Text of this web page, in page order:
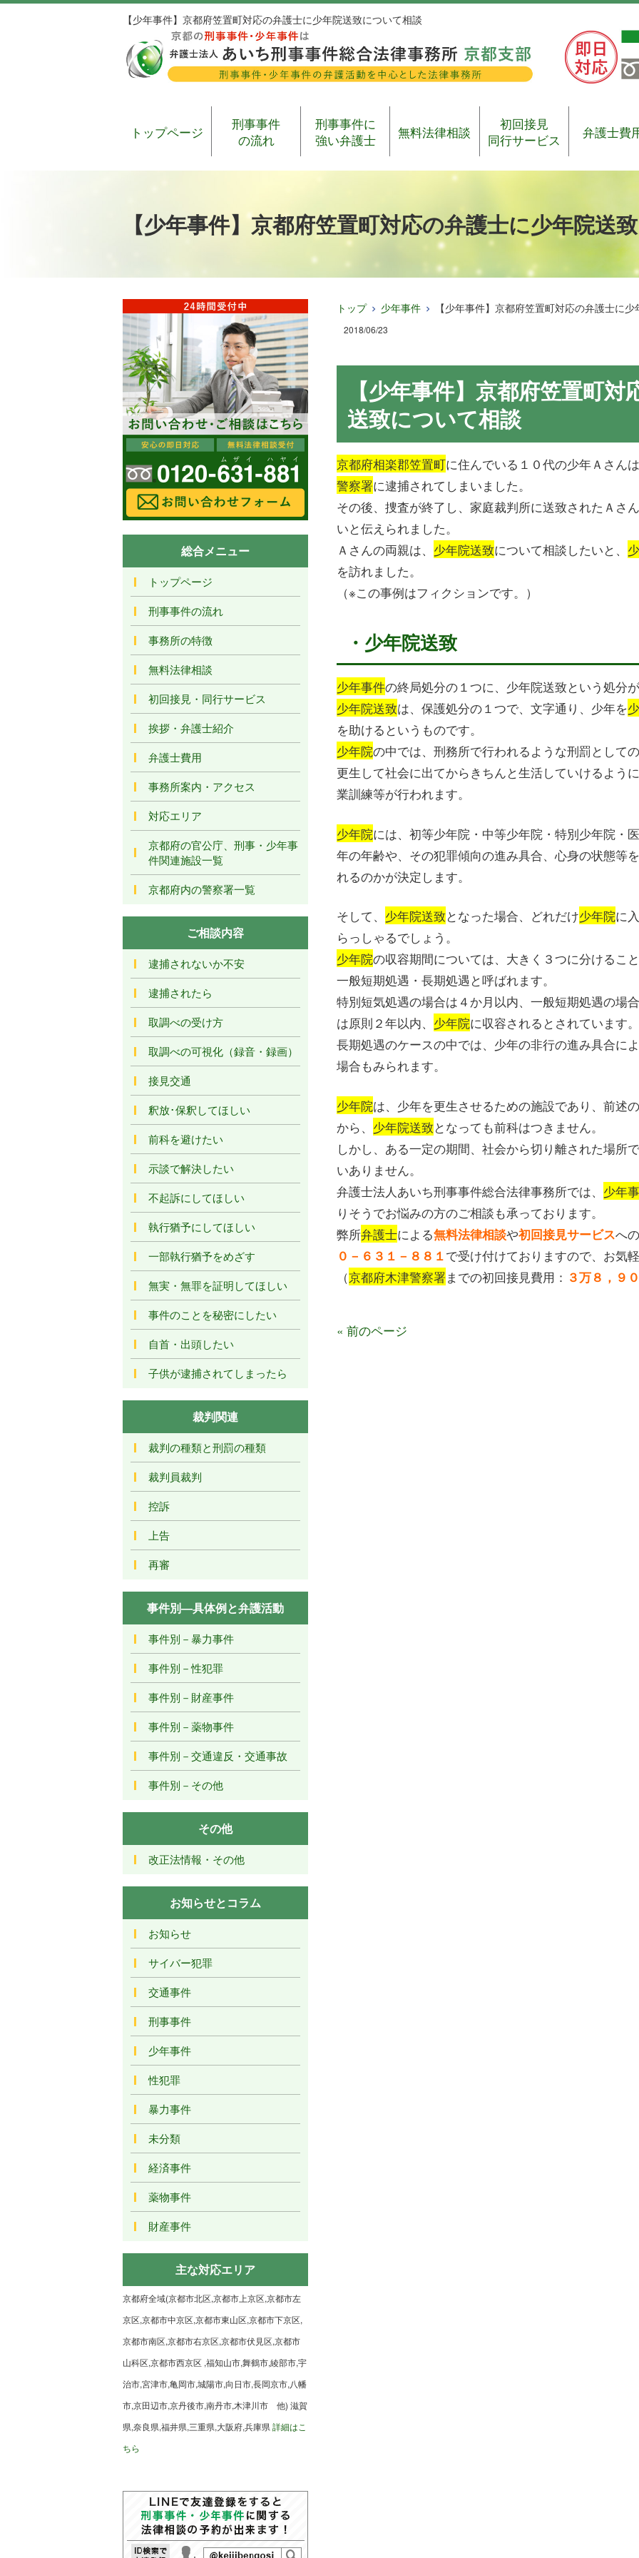
【少年事件】京都府笠置町対応の弁護士に少年院送致について相談
トップページ
刑事事件
の流れ
刑事事件に
強い弁護士
無料法律相談
初回接見
同行サービス
弁護士費
【少年事件】京都府笠置町対応の弁護士に少年院送
トップ 少年事件 【少年事件】京都府笠置町対応の弁護士に
2018/06/23
【少年事件】京都府笠置町
送致について相談
京都府相楽郡笠置町に住んでいる１０代の少年Ａさんは
警察署に逮捕されてしまいました。
その後、捜査が終了し、家庭裁判所に送致されたＡさん
いと伝えられました。
Ａさんの両親は、 少年院送致について相談したいと、
を訪れました。
（※この事例はフィクションです。）
・少年院送致
少年事件の終局処分の１つに、少年院送致という処分が
少年院送致は、保護処分の１つで、文字通り、少年を
を助けるというものです。
少年院の中では、刑務所で行われるような刑罰として
更生して社会に出てからきちんと生活していけるよう
業訓練等が行われます。
少年院には、初等少年院・中等少年院・特別少年院・
年の年齢や、その犯罪傾向の進み具合、心身の状態等
れるのかが決定します。
そして、 少年院送致となった場合、どれだけ少年院に
らっしゃるでしょう。
少年院の収容期間については、大きく３つに分けるこ
一般短期処遇・長期処遇と呼ばれます。
特別短気処遇の場合は４か月以内、一般短期処遇の場
は原則２年以内、 少年院に収容されるとされています。
長期処遇のケースの中では、少年の非行の進み具合に
場合もみられます。
少年院は、少年を更生させるための施設であり、前述の
から、 少年院送致となっても前科はつきません。
しかし、ある一定の期間、社会から切り離された場所
いありません。
弁護士法人あいち刑事事件総合法律事務所では、 少年
りそうでお悩みの方のご相談も承っております。
弊所弁護士による無料法律相談や初回接見サービスへ
０－６３１－８８１で受け付けておりますので、お気
（京都府木津警察署までの初回接見費用： ３万８，９
« 前のページ
総合メニュー
トップページ
刑事事件の流れ
事務所の特徴
無料法律相談
初回接見・同行サービス
挨拶・弁護士紹介
弁護士費用
事務所案内・アクセス
対応エリア
京都府の官公庁、刑事・少年事
件関連施設一覧
京都府内の警察署一覧
ご相談内容
逮捕されないか不安
逮捕されたら
取調べの受け方
取調べの可視化（録音・録画）
接見交通
釈放･保釈してほしい
前科を避けたい
示談で解決したい
不起訴にしてほしい
執行猶予にしてほしい
一部執行猶予をめざす
無実・無罪を証明してほしい
事件のことを秘密にしたい
自首・出頭したい
子供が逮捕されてしまったら
裁判関連
裁判の種類と刑罰の種類
裁判員裁判
控訴
上告
再審
事件別―具体例と弁護活動
事件別－暴力事件
事件別－性犯罪
事件別－財産事件
事件別－薬物事件
事件別－交通違反・交通事故
事件別－その他
その他
改正法情報・その他
お知らせとコラム
お知らせ
サイバー犯罪
交通事件
刑事事件
少年事件
性犯罪
暴力事件
未分類
経済事件
薬物事件
財産事件
主な対応エリア
京都府全域(京都市北区,京都市上京区,京都市左
京区,京都市中京区,京都市東山区,京都市下京区,
京都市南区,京都市右京区,京都市伏見区,京都市
山科区,京都市西京区 ,福知山市,舞鶴市,綾部市,宇
治市,宮津市,亀岡市,城陽市,向日市,長岡京市,八幡
市,京田辺市,京丹後市,南丹市,木津川市 他) 滋賀
県,奈良県,福井県,三重県,大阪府,兵庫県 詳細はこ
ちら